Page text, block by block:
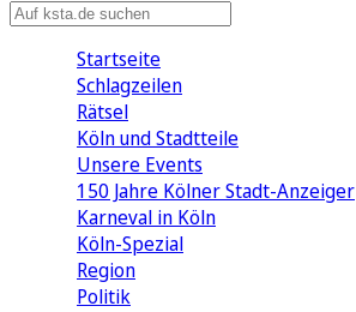
Startseite
Schlagzeilen
Rätsel
Köln und Stadtteile
Unsere Events
150 Jahre Kölner Stadt-Anzeiger
Karneval in Köln
Köln-Spezial
Region
Politik